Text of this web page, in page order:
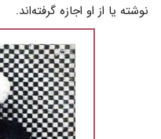
نوشته یا از او اجازه گرفته‌اند.